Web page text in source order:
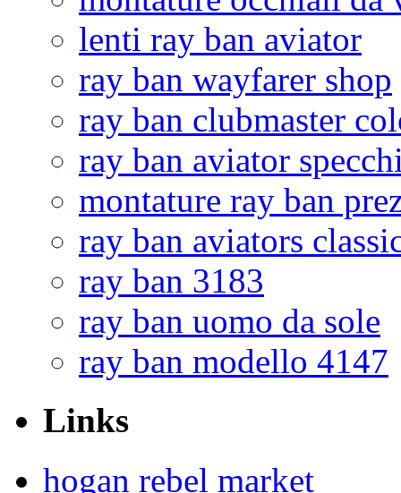
lenti ray ban aviator
ray ban wayfarer shop
ray ban clubmaster
ray ban aviator
montature ray ban
ray ban aviators
ray ban 3183
ray ban uomo da sole
ray ban modello 4147
Links
hogan rebel market